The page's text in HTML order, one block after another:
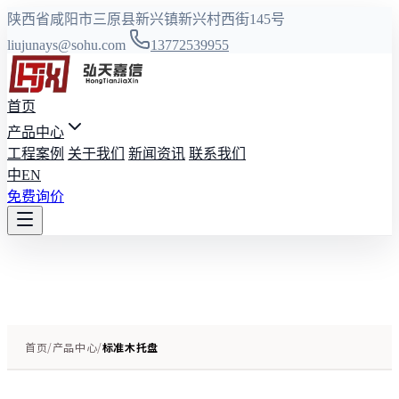
陕西省咸阳市三原县新兴镇新兴村西街145号
liujunays@sohu.com
13772539955
首页
产品中心
工程案例 关于我们 新闻资讯 联系我们
中EN
免费询价
首页/产品中心/标准木托盘